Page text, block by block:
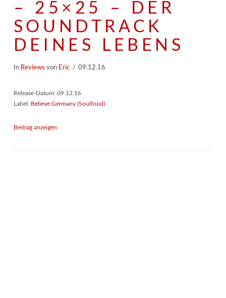
– 25×25 – DER
SOUNDTRACK
DEINES LEBENS
In Reviews von Eric 09.12.16
Release-Datum: 09.12.16
Label: Believe Germany (Soulfood)
Beitrag anzeigen